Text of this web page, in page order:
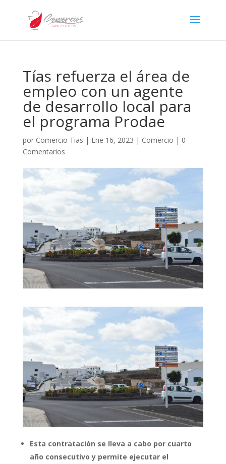
Tías refuerza el área de
empleo con un agente
de desarrollo local para
el programa Prodae
por Comercio Tias | Ene 16, 2023 | Comercio | 0
Comentarios
Esta contratación se lleva a cabo por cuarto
año consecutivo y permite ejecutar el